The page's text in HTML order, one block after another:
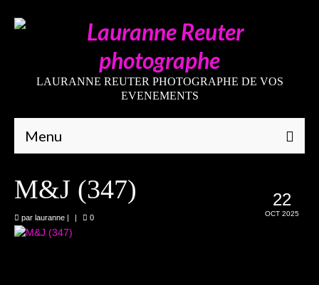
LAURANNE REUTER PHOTOGRAPHE DE VOS
EVENEMENTS
Menu
Mariages
22
OCT 2025
M&J (347)
par lauranne | | 0